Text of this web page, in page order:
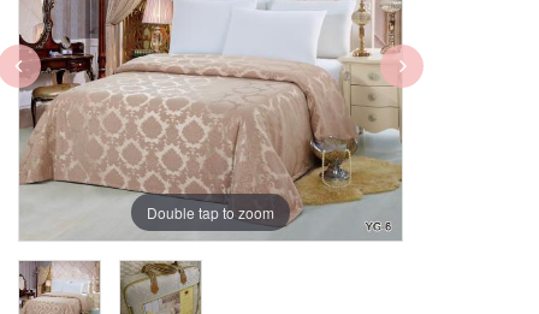
Double tap to zoom
next